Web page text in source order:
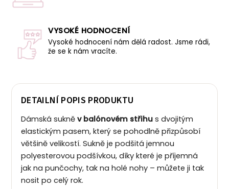
VYSOKÉ HODNOCENÍ
Vysoké hodnocení nám dělá radost. Jsme rádi,
že se k nám vracíte.
DETAILNÍ POPIS PRODUKTU
Dámská sukně v balónovém střihu s dvojitým
elastickým pasem, který se pohodlně přizpůsobí
většině velikostí. Sukně je podšitá jemnou
polyesterovou podšívkou, díky které je příjemná
jak na punčochy, tak na holé nohy – můžete ji tak
nosit po celý rok.